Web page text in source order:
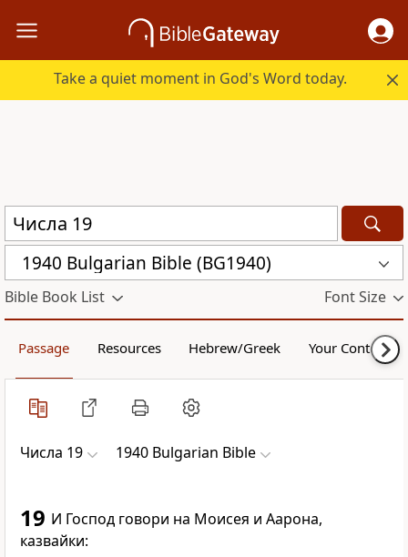
Take a quiet moment in God's Word today.
1940 Bulgarian Bible (BG1940)
Bible Book List Font Size
Passage Resources Hebrew/Greek Your Content
Числа 19 1940 Bulgarian Bible
19 И Господ говори на Моисея и Аарона,
казвайки: